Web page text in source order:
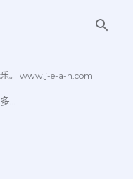
乐。 www.j-e-a-n.com
…